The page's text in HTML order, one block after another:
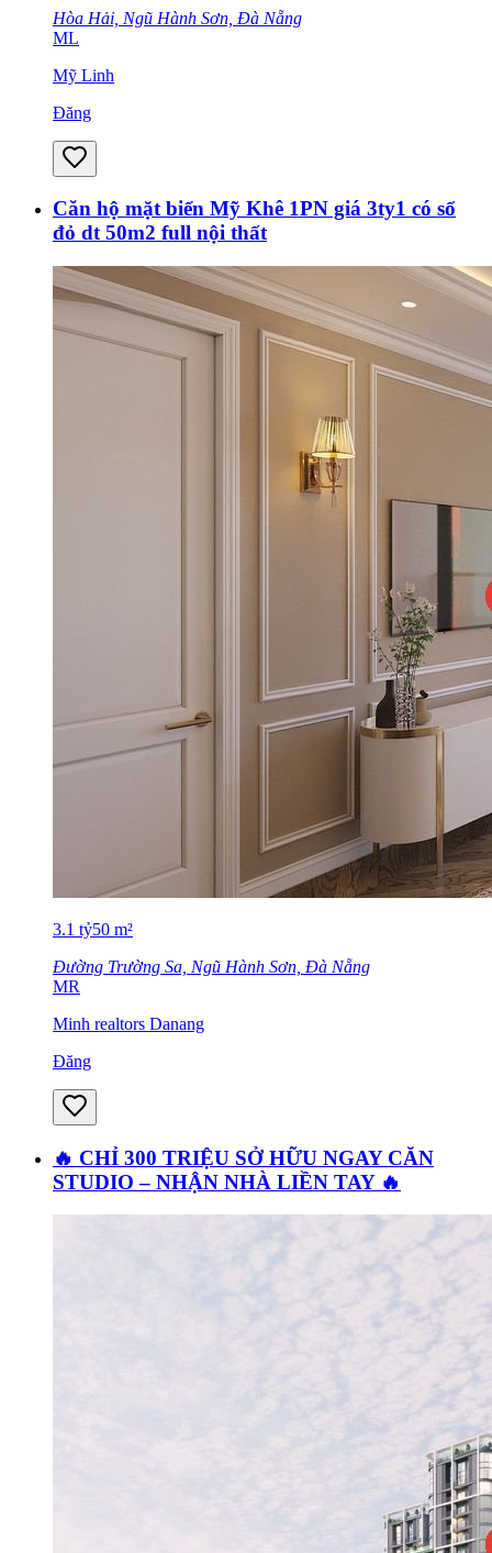
Hòa Hải, Ngũ Hành Sơn, Đà Nẵng
ML
Mỹ Linh
Đăng
Căn hộ mặt biển Mỹ Khê 1PN giá 3ty1 có sổ
đỏ dt 50m2 full nội thất
3.1 tỷ50 m²
Đường Trường Sa, Ngũ Hành Sơn, Đà Nẵng
MR
Minh realtors Danang
Đăng
🔥 CHỈ 300 TRIỆU SỞ HỮU NGAY CĂN
STUDIO – NHẬN NHÀ LIỀN TAY 🔥